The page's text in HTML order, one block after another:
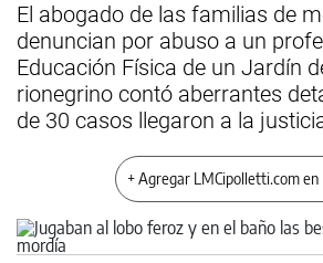
El abogado de las familias de
denuncian por abuso a un
Educación Física de un Jardín
rionegrino contó aberrantes
de 30 casos llegaron a la
+ Agregar LMCipolletti.com en